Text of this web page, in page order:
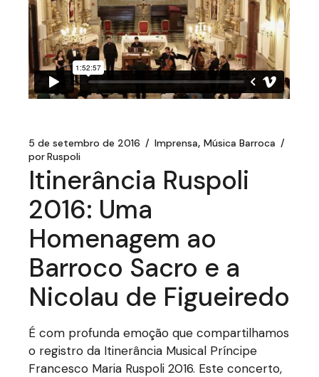
5 de setembro de 2016 Imprensa Música Barroca
porRuspoli
Itinerância Ruspoli
2016: Uma
Homenagem ao
Barroco Sacro e a
Nicolau de Figueiredo
É com profunda emoção que compartilhamos
o registro da Itinerância Musical Príncipe
Francesco Maria Ruspoli 2016. Este concerto,